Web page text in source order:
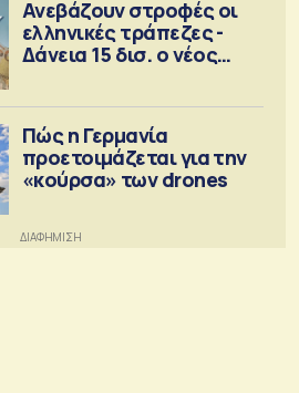
Ανεβάζουν στροφές οι
ελληνικές τράπεζες -
Δάνεια 15 δισ. ο νέος
Πώς η Γερμανία
προετοιμάζεται για την
«κούρσα» των drones